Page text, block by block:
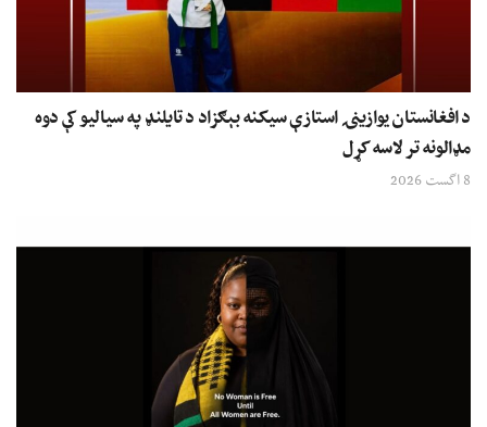
د افغانستان یوازینۍ استازې سیکنه بېګزاد د تایلنډ په سیالیو کې دوه
مډالونه تر لاسه کړل
8 اگست 2026